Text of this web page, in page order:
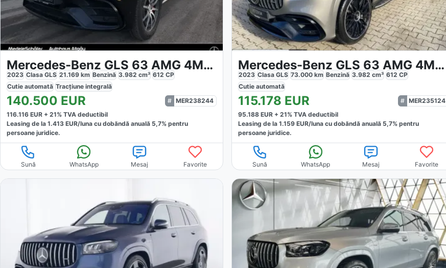
Mercedes-Benz GLS 63 AMG 4Matic Premium
2023 Clasa GLS 21.169 km Benzină 3.982 cm³ 612 CP
Cutie automată Tracțiune integrală
140.500 EUR
MER238244
116.116 EUR + 21% TVA deductibil
Leasing de la 1.413 EUR/luna cu dobăndă anuală 5,7% pentru
persoane juridice.
Sună WhatsApp Mesaj Favorite
Mercedes-Benz GLS 63 AMG 4Matic
2023 Clasa GLS 73.000 km Benzină 3.982 cm³ 612 CP
Cutieautomată
115.178 EUR
MER235124
95.188 EUR +21% TVA deductibil
Leasing de la1.159 EUR/luna cu dobăndă anuală 5,7% pentru
persoane juridice.
Sună WhatsApp Mesaj Favorite